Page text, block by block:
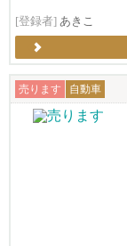
[登録者] あきこ
売ります 自動車